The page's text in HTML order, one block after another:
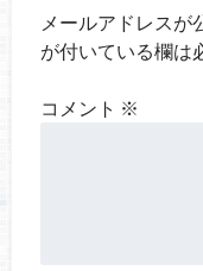
メールアドレスが
が付いている欄は
コメント ※